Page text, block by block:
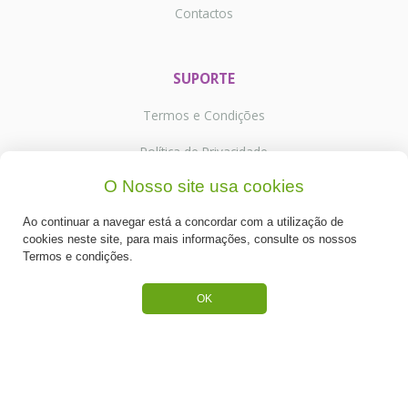
Contactos
SUPORTE
Termos e Condições
Política de Privacidade
Portes de Envio
Cookies
CATEGORIAS
O Nosso site usa cookies
Ao continuar a navegar está a concordar com a utilização de
cookies neste site, para mais informações, consulte os nossos
Termos e condições.
OK